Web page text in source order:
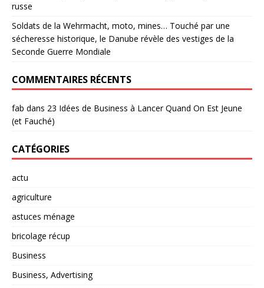
russe
Soldats de la Wehrmacht, moto, mines… Touché par une
sécheresse historique, le Danube révèle des vestiges de la
Seconde Guerre Mondiale
COMMENTAIRES RÉCENTS
fab dans 23 Idées de Business à Lancer Quand On Est Jeune
(et Fauché)
CATÉGORIES
actu
agriculture
astuces ménage
bricolage récup
Business
Business, Advertising